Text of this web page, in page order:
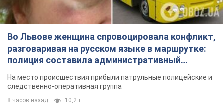
Во Львове женщина спровоцировала конфликт,
разговаривая на русском языке в маршрутке:
полиция составила административный
протокол. Видео
На место происшествия прибыли патрульные полицейские и
следственно-оперативная группа
8 часов назад 10,2 т.